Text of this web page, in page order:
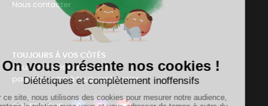
Nous contacter
TOUJOURS Á VOS CÔTÉS
Nous sommes connectés
pour répondre à tous vos besoins